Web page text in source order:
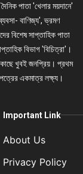
পাতা 'খেলার ময়দানে'
বাণিজ্য', ভ্রমণ
বিশেষ সাপ্তাহিক পাতা
বিভাগ 'বিচিত্রা'।
কাছে খুবই জনপ্রিয়। প্রথম
একমাত্র লক্ষ্য।
Important Link
About Us
Privacy Policy